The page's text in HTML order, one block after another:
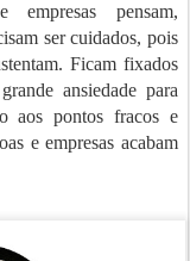
pensam,
ser cuidados, pois
Ficam fixados
ansiedade para
aos pontos fracos e
e empresas acabam